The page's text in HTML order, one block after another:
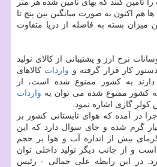
تامین كنند كه بهای تامین شده هر متر
اكنون به صورت میانگین بین پنج تا
میزان بسته به فاصله از دریا متفاوت
نرخ ارز و پشتیبانی از كالای تولید
كار قرار گرفته و واردات كالاهای
به كشور ممنوع شده است، از
به كشور ممنوع شده می توان به واردات
گازی اشاره نمود.
در آمده كه هوای تابستانی كشور بر
گرم شده و جای سوال دارد كه این
بیش از اندازه آب و هوا بر حجم
و از جانب دیگر تولید داخلی توان
در این رابطه علی جمالی - رئیس